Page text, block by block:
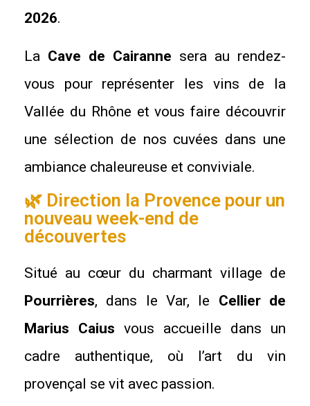
2026.
La Cave de Cairanne sera au rendez-
vous pour représenter les vins de la
Vallée du Rhône et vous faire découvrir
une sélection de nos cuvées dans une
ambiance chaleureuse et conviviale.
🌿 Direction la Provence pour un
nouveau week-end de
découvertes
Situé au cœur du charmant village de
Pourrières, dans le Var, le Cellier de
Marius Caius vous accueille dans un
cadre authentique, où l’art du vin
provençal se vit avec passion.